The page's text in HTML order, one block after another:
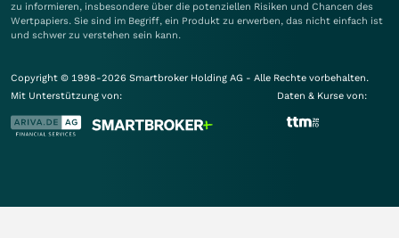
zu informieren, insbesondere über die potenziellen Risiken und Chancen des
Wertpapiers. Sie sind im Begriff, ein Produkt zu erwerben, das nicht einfach ist
und schwer zu verstehen sein kann.
Copyright © 1998-2026 Smartbroker Holding AG - Alle Rechte vorbehalten.
Mit Unterstützung von:
Daten & Kurse von: